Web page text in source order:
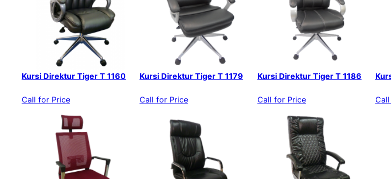
Kursi Direktur Tiger T 1160
Call for Price
Kursi Direktur Tiger T 1179
Call for Price
Kursi Direktur Tiger T 1186
Call for Price